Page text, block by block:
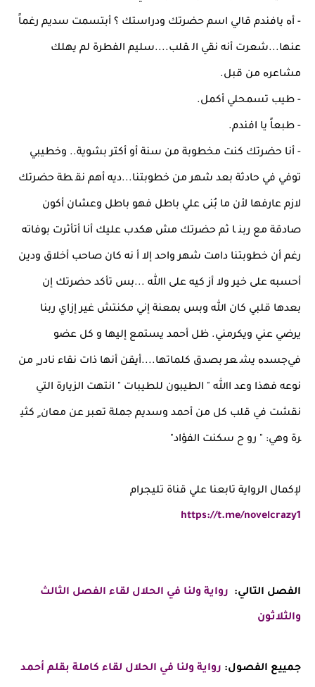
- أﻩ ﻳﺎﻓﻨﺪم ﻗﺎﻟﻲ اﺳﻢ ﺣﻀﺮﺗﻚ ودراﺳﺘﻚ ؟ أﺑﺘﺴﻤﺖ ﺳﺪﻳﻢ رﻏﻤﺎً
ﻋﻨﻬﺎ...ﺷﻌﺮت أﻧﻪ ﻧﻘﻲ اﻟ ﻘﻠﺐ....ﺳﻠﻴﻢ اﻟﻔﻄﺮة ﻟﻢ ﻳﻬﻠﻚ
ﻣﺸﺎﻋﺮﻩ ﻣﻦ ﻗﺒﻞ.
- ﻃﻴﺐ ﺗﺴﻤﺤﻠﻲ أﻛﻤﻞ.
- ﻃﺒﻌﺎً ﻳﺎ اﻓﻨﺪم.
- أﻧﺎ ﺣﻀﺮﺗﻚ ﻛﻨﺖ ﻣﺨﻄﻮﺑﺔ ﻣﻦ ﺳﻨﺔ أو أﻛﺘﺮ ﺑﺸﻮﻳﺔ.. وﺧﻄﻴﺒﻲ
ﺗﻮﻓﻲ ﻓﻲ ﺣﺎدﺛﺔ ﺑﻌﺪ ﺷﻬﺮ ﻣﻦ ﺧﻄﻮﺑﺘﻨﺎ...دﻳﻪ أﻫﻢ ﻧﻘ ﻄﺔ ﺣﻀﺮﺗﻚ
ﻻزم ﻋﺎرﻓﻬﺎ ﻷن ﻣﺎ ﺑُﻨﻰ ﻋﻠﻲ ﺑﺎﻃﻞ ﻓﻬﻮ ﺑﺎﻃﻞ وﻋﺸﺎن أﻛﻮن
ﺻﺎدﻗﺔ ﻣﻊ رﺑﻨ ﺎ ﺛﻢ ﺣﻀﺮﺗﻚ ﻣﺶ ﻫﻜﺪب ﻋﻠﻴﻚ أﻧﺎ أﺗﺄﺛﺮت ﺑﻮﻓﺎﺗﻪ
رﻏﻢ أن ﺧﻄﻮﺑﺘﻨﺎ داﻣﺖ ﺷﻬﺮ واﺣﺪ إﻻ أ ﻧﻪ ﻛﺎن ﺻﺎﺣﺐ أﺧﻼق ودﻳﻦ
أﺣﺴﺒﻪ ﻋﻠﻰ ﺧﻴﺮ وﻻ أز ﻛﻴﻪ ﻋﻠﻰ اﷲ ...ﺑﺲ ﺗﺄﻛﺪ ﺣﻀﺮﺗﻚ إن
ﺑﻌﺪﻫﺎ ﻗﻠﺒﻲ ﻛﺎن ﷲ وﺑﺲ ﺑﻤﻌﻨﺔ إﻧﻲ ﻣﻜﻨﺘﺶ ﻏﻴﺮ إزاي رﺑﻨﺎ
ﻳﺮﺿﻲ ﻋﻨﻲ وﻳﻜﺮﻣﻨﻲ. ﻇﻞ أﺣﻤﺪ ﻳﺴﺘﻤﻊ إﻟﻴﻬﺎ و ﻛﻞ ﻋﻀﻮ
ﻓﻲﺟﺴﺪﻩ ﻳﺸ ﻌﺮ ﺑﺼﺪق ﻛﻠﻤﺎﺗﻬﺎ....أﻳﻘﻦ أﻧﻬﺎ ذات ﻧﻘﺎء ﻧﺎدر ٍ ﻣﻦ
ﻧﻮﻋﻪ ﻓﻬﺬا وﻋﺪ اﷲ " اﻟﻄﻴﺒﻮن ﻟﻠﻄﻴﺒﺎت " اﻧﺘﻬﺖ اﻟﺰﻳﺎرة اﻟﺘﻲ
ﻧﻘﺸﺖ ﻓﻲ ﻗﻠﺐ ﻛﻞ ﻣﻦ أﺣﻤﺪ وﺳﺪﻳﻢ ﺟﻤﻠﺔ ﺗﻌﺒﺮ ﻋﻦ ﻣﻌﺎن ٍ ﻛﺜﻴ
ﺮة وﻫﻲ: " رو ح ﺳﻜﻨﺖ اﻟﻔﺆاد"
لإكمال الرواية تابعنا علي قناة تليجرام
https://t.me/novelcrazy1
الفصل التالي: رواية ولنا في الحلال لقاء الفصل الثالث
والثلاثون
جمييع الفصول: رواية ولنا في الحلال لقاء كاملة بقلم أحمد